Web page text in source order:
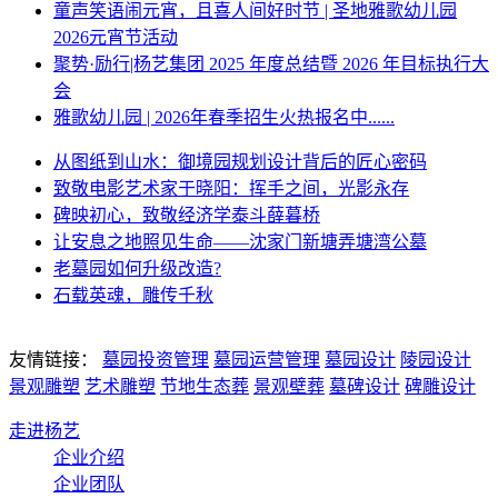
童声笑语闹元宵，且喜人间好时节 | 圣地雅歌幼儿园
2026元宵节活动
聚势·励行|杨艺集团 2025 年度总结暨 2026 年目标执行大
会
雅歌幼儿园 | 2026年春季招生火热报名中......
从图纸到山水：御境园规划设计背后的匠心密码
致敬电影艺术家于晓阳：挥手之间，光影永存
碑映初心，致敬经济学泰斗薛暮桥
让安息之地照见生命——沈家门新塘弄塘湾公墓
老墓园如何升级改造?
石载英魂，雕传千秋
友情链接： 墓园投资管理 墓园运营管理 墓园设计 陵园设计
景观雕塑 艺术雕塑 节地生态葬 景观壁葬 墓碑设计 碑雕设计
走进杨艺
企业介绍
企业团队